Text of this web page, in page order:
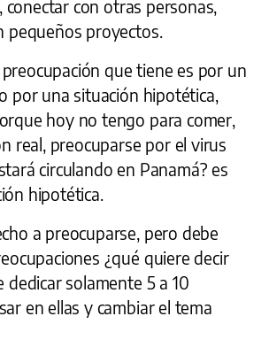
conectar con otras personas,
pequeños proyectos.
que tiene es por un
por una situación hipotética,
hoy no tengo para comer,
real, preocuparse por el virus
circulando en Panamá? es
hipotética.
a preocuparse, pero debe
¿qué quiere decir
dedicar solamente 5 a 10
en ellas y cambiar el tema